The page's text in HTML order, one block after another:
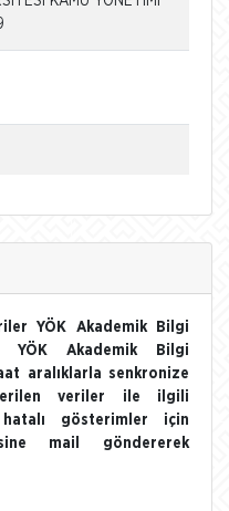
YÖK Akademik Bilgi
YÖK Akademik Bilgi
aralıklarla senkronize
veriler ile ilgili
gösterimler için
mail göndererek